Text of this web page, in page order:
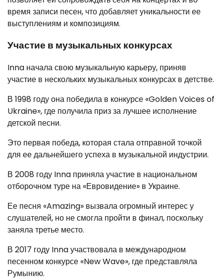
время записи песен, что добавляет уникальности ее
выступлениям и композициям.
Участие в музыкальных конкурсах
Inna начала свою музыкальную карьеру, приняв
участие в нескольких музыкальных конкурсах в детстве.
В 1998 году она победила в конкурсе «Golden Voices of
Ukraine», где получила приз за лучшее исполнение
детской песни.
Это первая победа, которая стала отправной точкой
для ее дальнейшего успеха в музыкальной индустрии.
В 2008 году Inna приняла участие в национальном
отборочном туре на «Евровидение» в Украине.
Ее песня «Amazing» вызвала огромный интерес у
слушателей, но не смогла пройти в финал, поскольку
заняла третье место.
В 2017 году Inna участвовала в международном
песенном конкурсе «New Wave», где представляла
Румынию.